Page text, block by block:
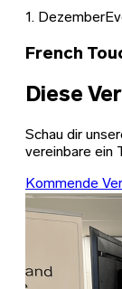
1. Dezember
French
Diese
Schau dir
vereinbare ein
Kommende